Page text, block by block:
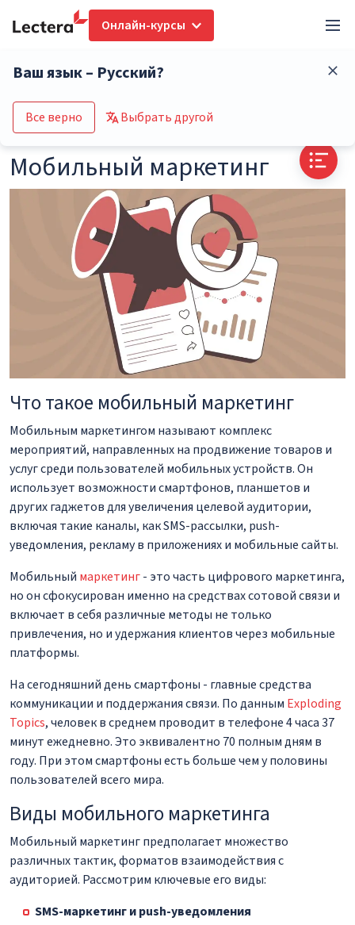
Онлайн-курсы
Ваш язык – Русский?
Все верно Выбрать другой
Перейти в каталог курсов
Мобильный маркетинг
Что такое мобильный маркетинг
Мобильным маркетингом называют комплекс
мероприятий, направленных на продвижение товаров и
услуг среди пользователей мобильных устройств. Он
использует возможности смартфонов, планшетов и
других гаджетов для увеличения целевой аудитории,
включая такие каналы, как SMS-рассылки, push-
уведомления, рекламу в приложениях и мобильные сайты.
Мобильный маркетинг- это часть цифрового маркетинга,
но он сфокусирован именно на средствах сотовой связи и
включает в себя различные методы не только
привлечения, но и удержания клиентов через мобильные
платформы.
На сегодняшний день смартфоны - главные средства
коммуникации и поддержания связи. По данным Exploding
Topics, человек в среднем проводит в телефоне 4 часа 37
минут ежедневно. Это эквивалентно 70 полным дням в
году. При этом смартфоны есть больше чем у половины
пользователей всего мира.
Виды мобильного маркетинга
Мобильный маркетинг предполагает множество
различных тактик, форматов взаимодействия с
аудиторией. Рассмотрим ключевые его виды:
SMS-маркетинг и push-уведомления